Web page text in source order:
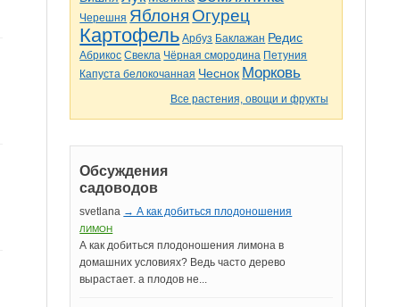
Черешня Яблоня Огурец
Картофель Арбуз Баклажан Редис
Абрикос Свекла Чёрная смородина Петуния
Капуста белокочанная Чеснок Морковь
Все растения, овощи и фрукты
Обсуждения
садоводов
svetlana → А как добиться плодоношения
ЛИМОН
А как добиться плодоношения лимона в
домашних условиях? Ведь часто дерево
вырастает. а плодов не...